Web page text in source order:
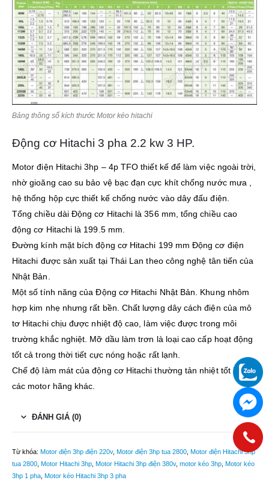
Bảng thông số kích thước Motor kéo hitachi
Động cơ Hitachi 3 pha 2.2 kw 3 HP.
Motor điện Hitachi 3hp – 4p TFO thiết kế để làm việc ngoài trời,
nhờ gioăng cao su bảo vệ bạc đạn cực khít chống nước mưa ,
hệ thống hộp cực thiết kế chống nước vào dây đấu điện.
Tổng chiều dài Động cơ Hitachi là 356 mm, tổng chiều cao
động cơ Hitachi là 199.5 mm.
Đường kính mặt bích động cơ Hitachi 199 mm Động cơ điện
Hitachi được sản xuất tại Thái Lan theo công nghệ tân tiến của
Nhật Bản.
Một số tính năng của Động cơ Hitachi Nhật Bản. Khung nhôm
hợp kim nhẹ nhưng rất bền. Chất lượng dây cách điện của mô
tơ Hitachi chịu được nhiệt độ cao, làm việc được trong môi
trường khắc nghiệt. Mỡ dầu làm trơn là loại cao cấp hoạt động
tốt cả trong thời tiết cực nóng hoặc rất lạnh.
Chế độ làm mát của động cơ Hitachi thường tản nhiệt tốt hơn
các motor hãng khác.
ĐÁNH GIÁ (0)
Từ khóa: Motor điện 3hp điện 220v, Motor điện 3hp tua 2800 Motor điện Hitachi 3hp
tua 2800 Motor Hitachi 3hp Motor Hitachi 3hp điện 380v, motor kéo 3hp Motor kéo
3hp 1 pha Motor kéo Hitachi 3hp 3 pha